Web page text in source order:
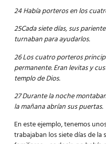
24 Había porteros en los
25Cada siete días, sus
turnaban para ayudarlos.
26 Los cuatro porteros
permanente. Eran levitas y
templo de Dios.
27 Durante la noche
la mañana abrían sus puertas.
En este ejemplo, tenemos
trabajaban los siete días de la